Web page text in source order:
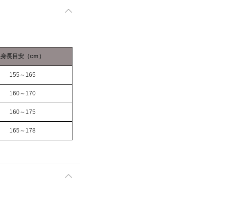
身長目安（cm）
155～165
160～170
160～175
165～178